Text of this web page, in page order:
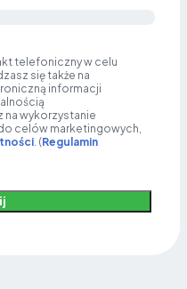
telefoniczny w celu
się także na
informacji
na wykorzystanie
celów marketingowych,
. (Regulamin